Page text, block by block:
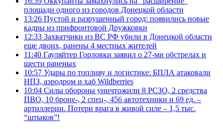
площади одного из городов Донецкой области
13:26 Пустой и разрушенный город: появились новые
кадры из прифронтовой Дружковки
12:33 Захватчики из ВС РФ убили в Донецкой области
еще двоих, ранены 4 местных жителей
11:40 Гауляйтер Горловки заявил о 27-ми обстрелах и
шести раненых
10:57 Удары по топливу и логистике: БПЛА атаковали
НПЗ, аэродром и хаб Wildberries
10:04 Силы обороны уничтожили 8 РСЗО, 2 средства
ПВО, 10 броне-, 2 спец-, 456 автотехники и 69 ед. –
артиллерии. Потери врага в живой силе – 1,5 тыс.
“штыков”!